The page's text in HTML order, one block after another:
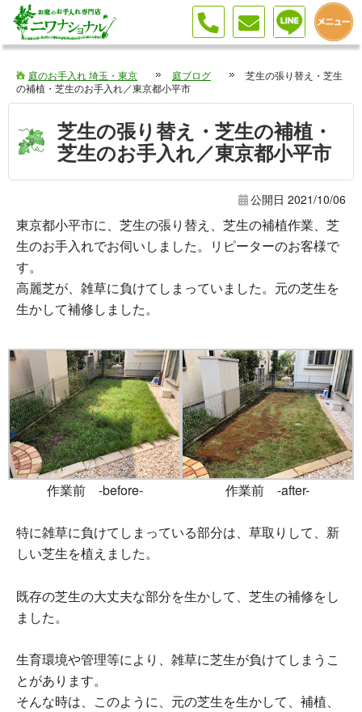
庭のお手入れ 埼玉・東京 庭ブログ
芝生の張り替え・芝生
の補植・芝生のお手入れ／東京都小平市
芝生の張り替え・芝生の補植・
芝生のお手入れ／東京都小平市
公開日 2021/10/06
東京都小平市に、芝生の張り替え、芝生の補植作業、芝
生のお手入れでお伺いしました。リピーターのお客様で
す。
高麗芝が、雑草に負けてしまっていました。元の芝生を
生かして補修しました。
作業前 -before- 作業前 -after-
特に雑草に負けてしまっている部分は、草取りして、新
しい芝生を植えました。
既存の芝生の大丈夫な部分を生かして、芝生の補修をし
ました。
生育環境や管理等により、雑草に芝生が負けてしまうこ
とがあります。
そんな時は、このように、元の芝生を生かして、補植、